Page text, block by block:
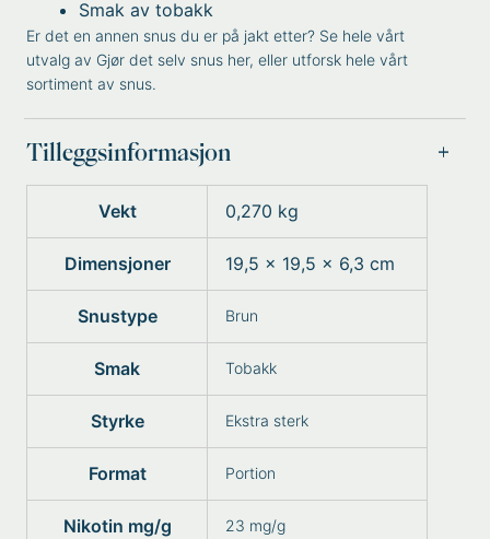
Smak av tobakk
Er det en annen snus du er på jakt etter? Se hele vårt
utvalg av Gjør det selv snus her, eller utforsk hele vårt
sortiment av snus.
Tilleggsinformasjon
Vekt 0,270 kg
Dimensjoner 19,5 × 19,5 × 6,3 cm
Snustype Brun
Smak Tobakk
Styrke Ekstra sterk
Format Portion
Nikotin mg/g 23 mg/g